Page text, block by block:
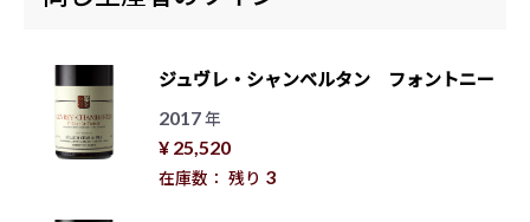
ジュヴレ・シャンベルタン フォントニー
2017年
¥ 25,520
在庫数： 残り 3